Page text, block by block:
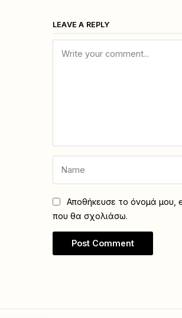
LEAVE A REPLY
Αποθήκευσε το όνομά μου,
που θα σχολιάσω.